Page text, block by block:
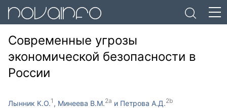
Современные угрозы
экономической безопасности в
России
Лынник К.О. Минеева В.М. Петрова А.Д.